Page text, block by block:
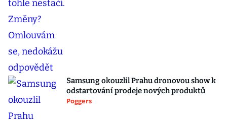
Samsung okouzlil Prahu dronovou show k
odstartování prodeje nových produktů
Poggers